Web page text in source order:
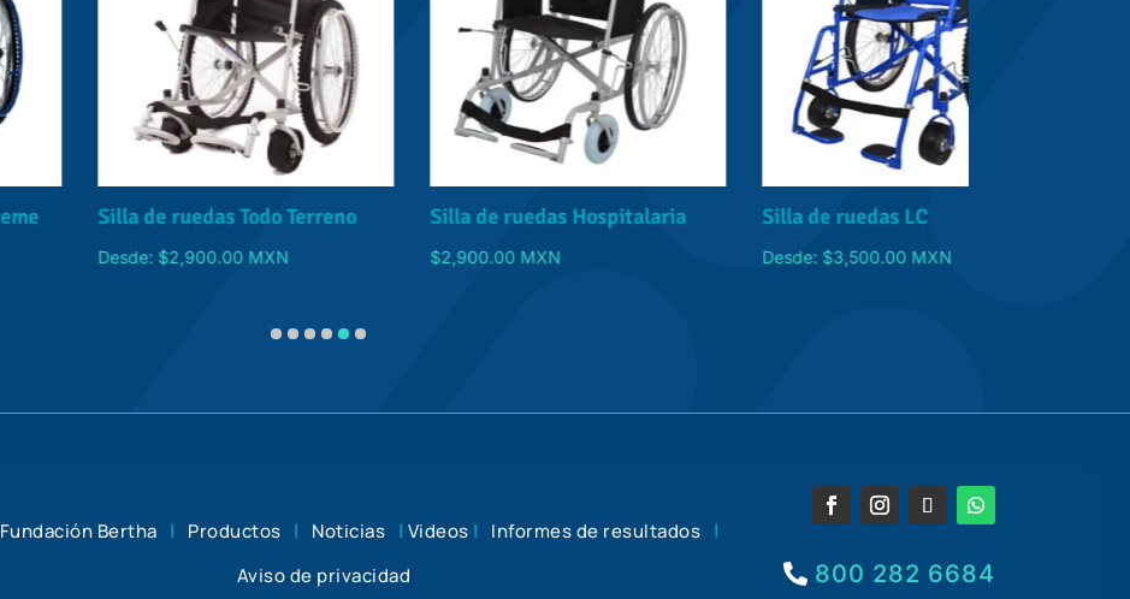
Silla de ruedas Todo Terreno
2,900.00MXN
Silla de ruedas Hospitalaria
MXN
Silla de ruedas LC
3,500.00MXN
Fundación Bertha | Productos | Noticias | Videos | Informes de resultados |
Aviso de privacidad 800 282 6684